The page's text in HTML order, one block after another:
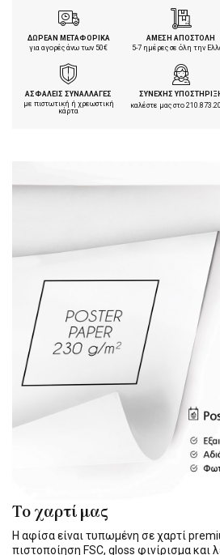
ΔΩΡΕΑΝ ΜΕΤΑΦΟΡΙΚΑ
για αγορές άνω των 50€
ΑΜΕΣΗ ΑΠΟΣΤΟΛΗ
5-7 ημέρες σε όλη την
ΑΣΦΑΛΕΙΣ ΣΥΝΑΛΛΑΓΕΣ
με πιστωτική ή χρεωστική
κάρτα
ΣΥΝΕΧΗΣ
καλέστε μας στο
Το χαρτί μας
Η αφίσα είναι τυπωμένη σε χαρτί
πιστοποίηση FSC, gloss φινίρισμα και